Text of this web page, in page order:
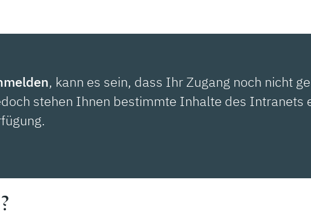
, kann es sein, dass Ihr Zugang noch nicht
stehen Ihnen bestimmte Inhalte des Intranets